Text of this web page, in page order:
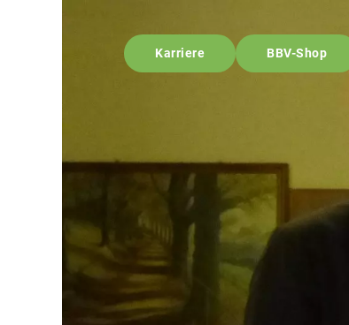
Karriere BBV-Shop